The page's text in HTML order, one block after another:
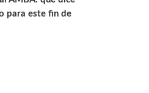
para este fin de